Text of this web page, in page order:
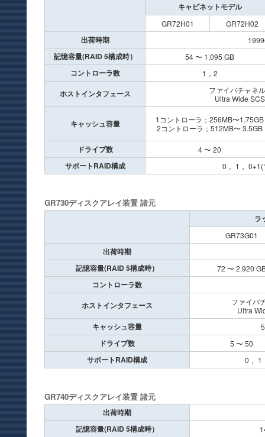
キャビネットモデル
GR72H01 GR72H02
出荷時期
記憶容量(RAID 5構成時） 54 〜 1,095 GB
コントローラ数 1，2
ホストインタフェース
ファイバチャネ
Ultra Wide
キャッシュ容量
1コントローラ；256MB〜1.75GB
2コントローラ；512MB〜 3.5GB
ドライブ数 4 〜 20
サポートRAID構成 0， 1，
GR730ディスクアレイ装置 諸元
ラ
GR73G01
出荷時期
記憶容量(RAID 5構成時）
72 〜 2,920
コントローラ数
ホストインタフェース
ファイバ
Ultra
キャッシュ容量
ドライブ数 5 〜 50
サポートRAID構成 0， 1
GR740ディスクアレイ装置 諸元
出荷時期
記憶容量(RAID 5構成時）